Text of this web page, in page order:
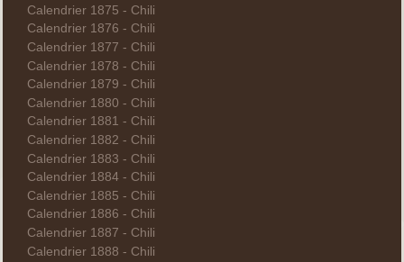
Calendrier 1875 - Chili
Calendrier 1876 - Chili
Calendrier 1877 - Chili
Calendrier 1878 - Chili
Calendrier 1879 - Chili
Calendrier 1880 - Chili
Calendrier 1881 - Chili
Calendrier 1882 - Chili
Calendrier 1883 - Chili
Calendrier 1884 - Chili
Calendrier 1885 - Chili
Calendrier 1886 - Chili
Calendrier 1887 - Chili
Calendrier 1888 - Chili